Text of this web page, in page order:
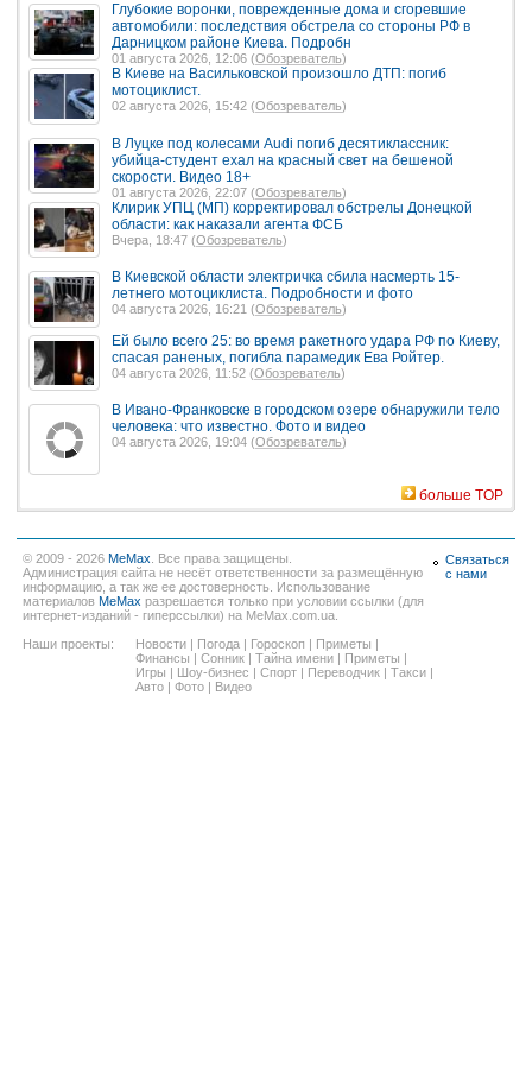
Глубокие воронки, поврежденные дома и сгоревшие
автомобили: последствия обстрела со стороны РФ в
Дарницком районе Киева. Подробн
01 августа 2026, 12:06 (Обозреватель)
В Киеве на Васильковской произошло ДТП: погиб
мотоциклист.
02 августа 2026, 15:42 (Обозреватель)
В Луцке под колесами Audi погиб десятиклассник:
убийца-студент ехал на красный свет на бешеной
скорости. Видео 18+
01 августа 2026, 22:07 (Обозреватель)
Клирик УПЦ (МП) корректировал обстрелы Донецкой
области: как наказали агента ФСБ
Вчера, 18:47 (Обозреватель)
В Киевской области электричка сбила насмерть 15-
летнего мотоциклиста. Подробности и фото
04 августа 2026, 16:21 (Обозреватель)
Ей было всего 25: во время ракетного удара РФ по Киеву,
спасая раненых, погибла парамедик Ева Ройтер.
04 августа 2026, 11:52 (Обозреватель)
В Ивано-Франковске в городском озере обнаружили тело
человека: что известно. Фото и видео
04 августа 2026, 19:04 (Обозреватель)
больше TOP
© 2009 - 2026 MeMax . Все права защищены.
Администрация сайта не несёт ответственности за размещённую
информацию, а так же ее достоверность. Использование
материалов MeMax разрешается только при условии ссылки (для
интернет-изданий - гиперссылки) на MeMax.com.ua.
Наши проекты:
Новости | Погода | Гороскоп | Приметы |
Финансы | Сонник | Тайна имени | Приметы |
Игры | Шоу-бизнес | Спорт | Переводчик | Такси |
Авто | Фото | Видео
Связаться
с нами